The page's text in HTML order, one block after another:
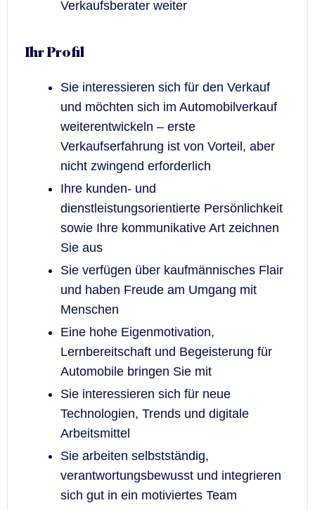
Verkaufsberater weiter
Ihr Profil
Sie interessieren sich für den Verkauf
und möchten sich im Automobilverkauf
weiterentwickeln – erste
Verkaufserfahrung ist von Vorteil, aber
nicht zwingend erforderlich
Ihre kunden- und
dienstleistungsorientierte Persönlichkeit
sowie Ihre kommunikative Art zeichnen
Sie aus
Sie verfügen über kaufmännisches Flair
und haben Freude am Umgang mit
Menschen
Eine hohe Eigenmotivation,
Lernbereitschaft und Begeisterung für
Automobile bringen Sie mit
Sie interessieren sich für neue
Technologien, Trends und digitale
Arbeitsmittel
Sie arbeiten selbstständig,
verantwortungsbewusst und integrieren
sich gut in ein motiviertes Team